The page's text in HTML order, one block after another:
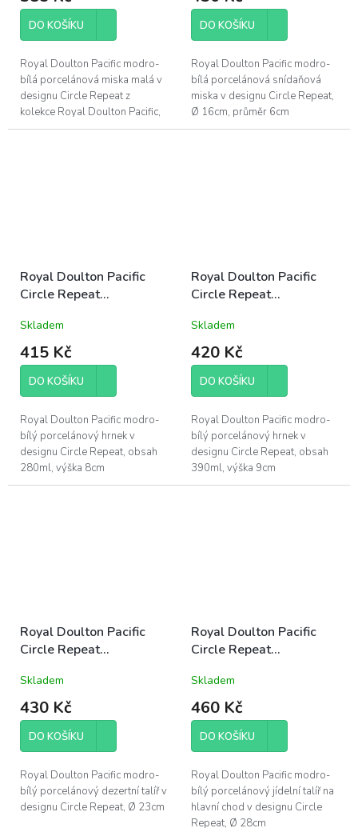
DO KOŠÍKU
Royal Doulton Pacific modro-
bílá porcelánová miska malá v
designu Circle Repeat z
kolekce Royal Doulton Pacific,
Ø 11cm
DO KOŠÍKU
Royal Doulton Pacific modro-
bílá porcelánová snídaňová
miska v designu Circle Repeat,
Ø 16cm, průměr 6cm
Royal Doulton Pacific
Circle Repeat
280ml modro-bílý letní
mořský
Skladem
415 Kč
DO KOŠÍKU
Royal Doulton Pacific modro-
bílý porcelánový hrnek v
designu Circle Repeat, obsah
280ml, výška 8cm
Royal Doulton Pacific
Circle Repeat
390ml modro-bílý letní
mořský
Skladem
420 Kč
DO KOŠÍKU
Royal Doulton Pacific modro-
bílý porcelánový hrnek v
designu Circle Repeat, obsah
390ml, výška 9cm
Royal Doulton Pacific
Circle Repeat
dezertní 23cm modro-
bílý letní mořský
Skladem
430 Kč
DO KOŠÍKU
Royal Doulton Pacific modro-
bílý porcelánový dezertní talíř v
designu Circle Repeat, Ø 23cm
Royal Doulton Pacific
Circle Repeat
28cm modro-bílý letní
mořský
Skladem
460 Kč
DO KOŠÍKU
Royal Doulton Pacific modro-
bílý porcelánový jídelní talíř na
hlavní chod v designu Circle
Repeat, Ø 28cm